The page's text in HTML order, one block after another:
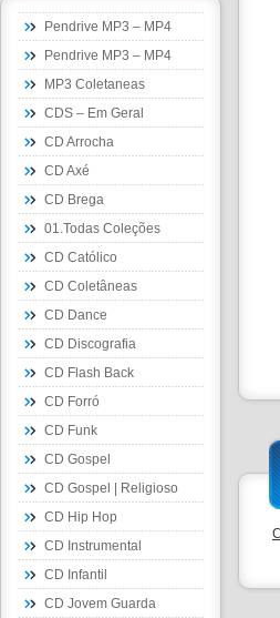
Pendrive MP3 – MP4
Pendrive MP3 – MP4
MP3 Coletaneas
CDS – Em Geral
CD Arrocha
CD Axé
CD Brega
01.Todas Coleções
CD Católico
CD Coletâneas
CD Dance
CD Discografia
CD Flash Back
CD Forró
CD Funk
CD Gospel
CD Gospel | Religioso
CD Hip Hop
CD Instrumental
CD Infantil
CD Jovem Guarda